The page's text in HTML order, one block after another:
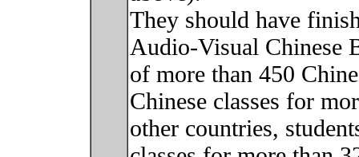
They should have
Audio-Visual Chinese
of more than 450
Chinese classes for
other countries,